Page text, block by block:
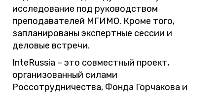
исследование под руководством
преподавателей МГИМО. Кроме того,
запланированы экспертные сессии и
деловые встречи.
InteRussia – это совместный проект,
организованный силами
Россотрудничества, Фонда Горчакова и